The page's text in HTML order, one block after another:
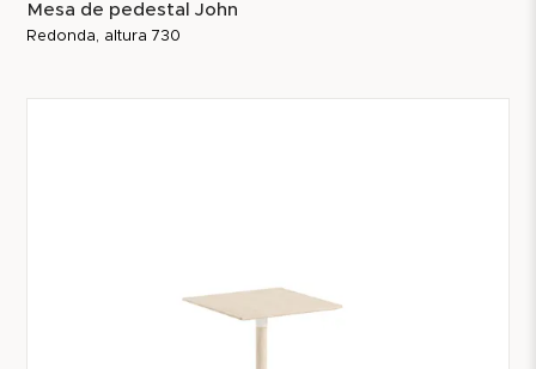
Mesa de pedestal John
Redonda, altura 730